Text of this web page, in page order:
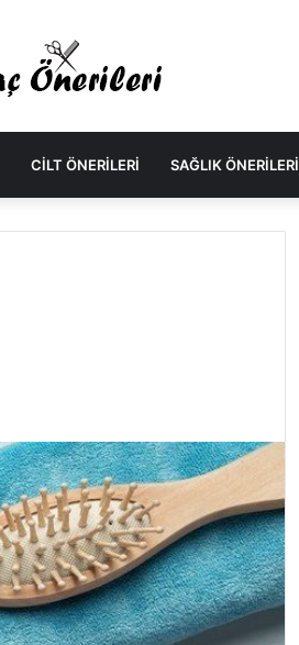
CILT ÖNERILERI SAĞLIK ÖNERILERI